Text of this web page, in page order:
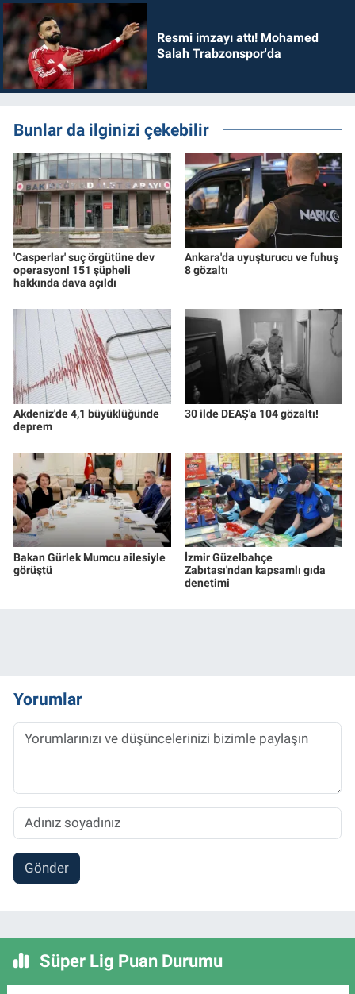
Resmi imzayı attı! Mohamed
Salah Trabzonspor'da
Bunlar da ilginizi çekebilir
'Casperlar' suç örgütüne dev
operasyon! 151 şüpheli
hakkında dava açıldı
Ankara'da uyuşturucu ve fuhuş
8 gözaltı
Akdeniz'de 4,1 büyüklüğünde
deprem
30 ilde DEAŞ'a 104 gözaltı!
Bakan Gürlek Mumcu ailesiyle
görüştü
İzmir Güzelbahçe
Zabıtası'ndan kapsamlı gıda
denetimi
Yorumlar
Gönder
Süper Lig Puan Durumu